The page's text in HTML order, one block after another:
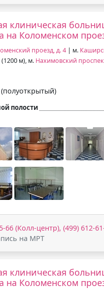
клиническая
на Коломенском
проезд, д. 4 | м.
(1200 м), м. Нахимовский
полости
66 (Колл-центр), (499) 612-
на МРТ
клиническая
на Коломенском